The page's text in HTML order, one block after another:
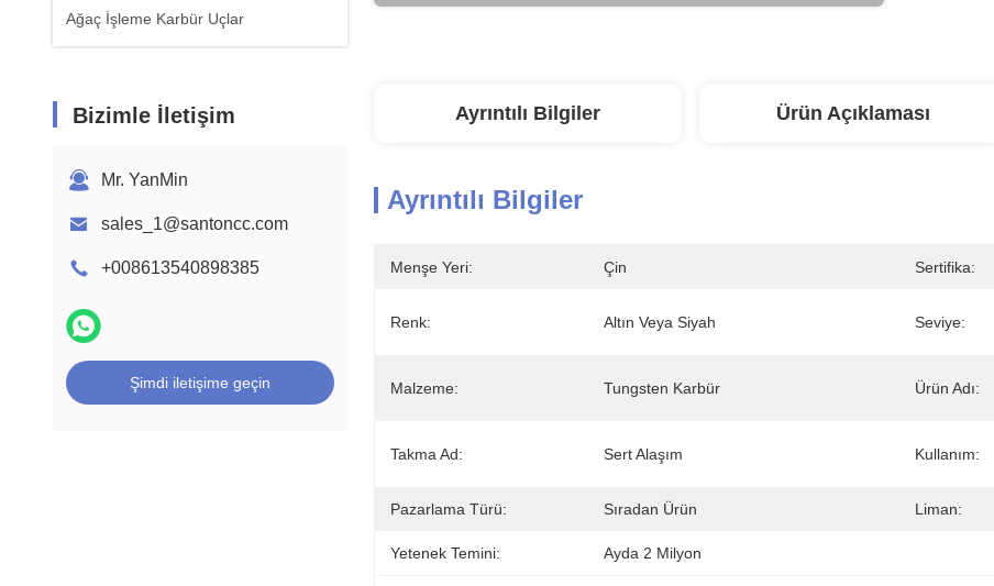
Ağaç İşleme Karbür Uçlar
Bizimle İletişim
Mr. YanMin
sales_1@santoncc.com
+008613540898385
Şimdi iletişime geçin
Ayrıntılı Bilgiler Ürün Açıklaması
Ayrıntılı Bilgiler
Menşe Yeri: Çin Sertifika:
Renk: Altın Veya Siyah Seviye:
Malzeme: Tungsten Karbür Ürün Adı:
Takma Ad: Sert Alaşım Kullanım:
Pazarlama Türü: Sıradan Ürün Liman:
Yetenek Temini: Ayda 2 Milyon